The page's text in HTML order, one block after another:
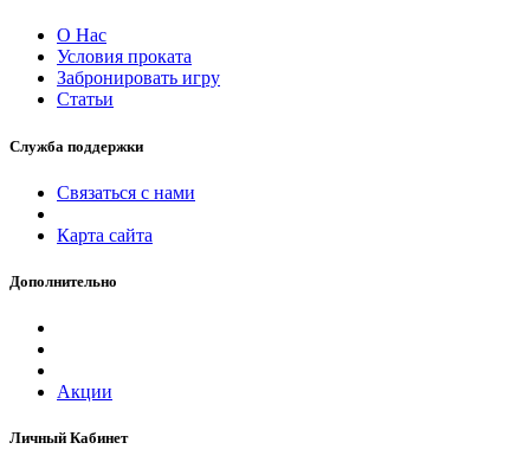
О Нас
Условия проката
Забронировать игру
Статьи
Служба поддержки
Связаться с нами
Карта сайта
Дополнительно
Акции
Личный Кабинет